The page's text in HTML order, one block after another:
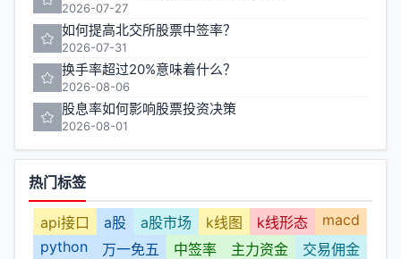
2026-07-27
如何提高北交所股票中签率？
2026-07-31
换手率超过20%意味着什么？
2026-08-06
股息率如何影响股票投资决策
2026-08-01
热门标签
api接口 a股 a股市场 k线图 k线形态
macd
python
万一免五 中签率 主力资金
交易佣金